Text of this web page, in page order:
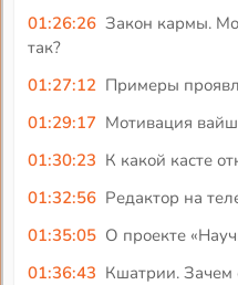
01:26:26 Закон кармы.
так?
01:27:12 Примеры
01:29:17 Мотивация
01:30:23 К какой касте
01:32:56 Редактор на
01:35:05 О проекте
01:36:43 Кшатрии. Зачем